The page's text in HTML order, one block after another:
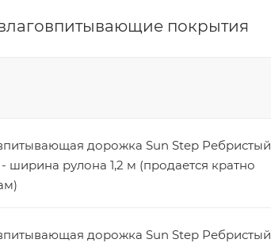
покрытия
дорожка Sun Step Ребристый
ширина рулона 1,2 м (продается кратно
дорожка Sun Step Ребристый